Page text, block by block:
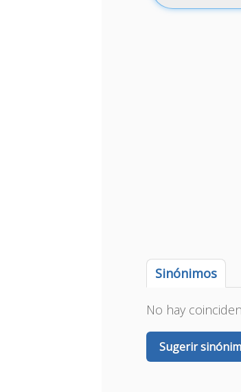
Sinónimos
No hay
Sugerir